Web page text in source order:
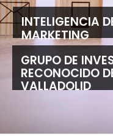
INTELIGENCIA
MARKETING
GRUPO DE
RECONOCIDO
VALLADOLID